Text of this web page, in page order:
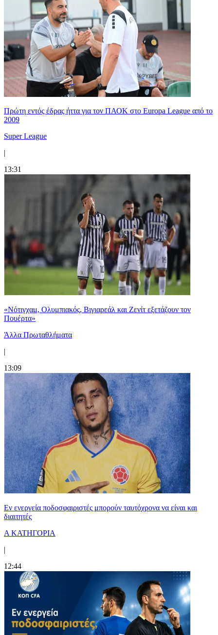
Πρώτη εντός έδρας ήττα για τον ΠΑΟΚ στο Europa League από το
2009
Super League
|
13:31
«Νότιγχαμ, Ολυμπιακός, Βιγιαρεάλ και Ζενίτ εξετάζουν τον
Πουέρτα»
Άλλα Πρωταθλήματα
|
13:09
Εν ενεργεία ποδοσφαιριστές μπορούν ταυτόχρονα να είναι και
διαιτητές
Α ΚΑΤΗΓΟΡΙΑ
|
12:44